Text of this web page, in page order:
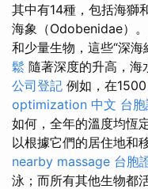
其中有14種，包括海獅
海象（Odobenidae）
和少量生物，這些“深海
鬆 隨著深度的升高，海
公司登記 例如，在1500
optimization 中文 台
如何，全年的溫度均恆
以根據它們的居住地和
nearby massage 台胞
泳；而所有其他生物都